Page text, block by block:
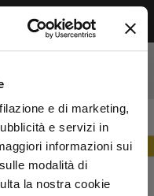
e di marketing,
e servizi in
informazioni sui
modalità di
la nostra cookie
agli abbonati
devi essere
già abbonato,
la lettura.
abbonati ora e